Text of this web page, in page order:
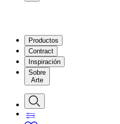
Productos
Contract
Inspiración
Sobre
Arte